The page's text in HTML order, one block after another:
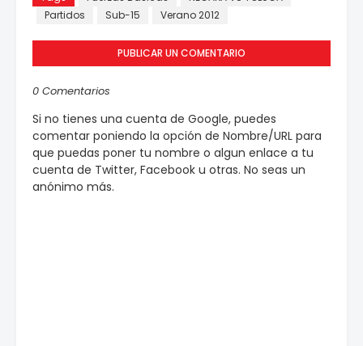
Partidos
Sub-15 Verano 2012
PUBLICAR UN COMENTARIO
0 Comentarios
Si no tienes una cuenta de Google, puedes
comentar poniendo la opción de Nombre/URL para
que puedas poner tu nombre o algun enlace a tu
cuenta de Twitter, Facebook u otras. No seas un
anónimo más.